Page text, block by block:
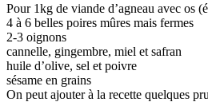
Pour 1kg de viande d’agneau avec os
4 à 6 belles poires mûres mais fermes
2-3 oignons
cannelle, gingembre, miel et safran
huile d’olive, sel et poivre
sésame en grains
On peut ajouter à la recette quelques